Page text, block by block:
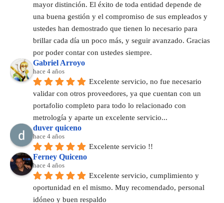
mayor distinción. El éxito de toda entidad depende de
una buena gestión y el compromiso de sus empleados y
ustedes han demostrado que tienen lo necesario para
brillar cada día un poco más, y seguir avanzado. Gracias
por poder contar con ustedes siempre.
Gabriel Arroyo
hace 4 años
Excelente servicio, no fue necesario
validar con otros proveedores, ya que cuentan con un
portafolio completo para todo lo relacionado con
metrología y aparte un excelente servicio...
duver quiceno
hace 4 años
Excelente servicio !!
Ferney Quiceno
hace 4 años
Excelente servicio, cumplimiento y
oportunidad en el mismo. Muy recomendado, personal
idóneo y buen respaldo